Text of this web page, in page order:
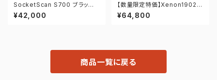
SocketScan S700 ブラッ
ク 1次元バーコードスキャナ
¥42,000
【数量限定特価】Xenon1902g
HDB-SET-U（黒） 2次元バー
コードリーダー
¥64,800
商品一覧に戻る